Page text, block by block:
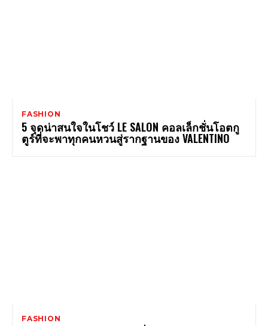
FASHION
5 จุดน่าสนใจในโชว์ LE SALON คอลเล็กชั่นโอตกู
ตูร์ที่จะพาทุกคนหวนสู่รากฐานของ VALENTINO
FASHION